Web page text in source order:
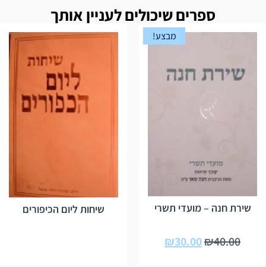
ספרים שיכולים לעניין אותך
מבצע!
שירת חנה – מועדי תשרי
₪40.00
₪30.00
שיחות ליום הכיפורים